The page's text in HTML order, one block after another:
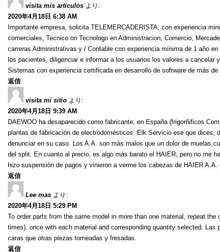
visita mis articulos より:
2020年4月18日 6:38 AM
Importante empresa, solicita TELEMERCADERISTA, con experiencia
comerciales, Tecnico on Tecnologo en Administracion, Comercio,
carreras Administrativas y / Contable con experiencia mínima de 1 año
los pacientes, diligenciar e informar a los usuarios los valores a cancelar
Sistemas con experiencia certificada en desarrollo de software de más de
返信
visita mi sitio より:
2020年4月18日 9:39 AM
DAEWOO ha desaparecido como fabricante, en España (frigorñificos
plantas de fabricación de electrodomésticos. Elk Servicio ese que dices,
denunciar en su caso. Los A.A. son más malos que un dolor de
del split. En cuanto al precio, es algo más barato el HAIER, pero no me
hizo suspensión de pagos y vinieron a verme los cabezas de HAIER
返信
Lee mas より:
2020年4月18日 5:29 PM
To order parts from the same model in more than one material, repeat
times), once with each material and corresponding quantity selected.
caras que otras piezas torneadas y fresadas.
返信